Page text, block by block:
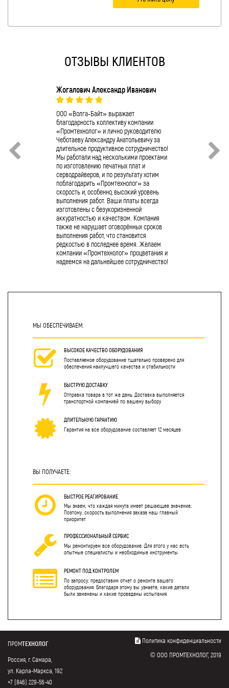
ОТЗЫВЫ КЛИЕНТОВ
Жогалович Александр Иванович
ООО «Волга-Байт» выражает
благодарность коллективу компании
«Промтехнолог» и лично руководителю
Чеботаеву Александру Анатольевичу за
длительное продуктивное сотрудничество!
Мы работали над несколькими проектами
по изготовлению печатных плат и
серводрайверов, и по результату хотим
поблагодарить «Промтехнолог» за
скорость и, особенно, высокий уровень
выполнения работ. Ваши платы всегда
изготовлены с безукоризненной
аккуратностью и качеством. Компания
также не нарушает оговорённых сроков
выполнения работ, что становится
редкостью в последнее время. Желаем
компании «Промтехнолог» процветания и
надеемся на дальнейшее сотрудничество!
4/11/10/400
Полученное
МЫ ОБЕСПЕЧИВАЕМ:
ВЫСОКОЕ КАЧЕСТВО ОБОРУДОВАНИЯ
Поставляемое оборудование тщательно проверено для
обеспечения наилучшего качества и стабильности
БЫСТРУЮ ДОСТАВКУ
Отправка товара в тот же день. Доставка выполняется
транспортной компанией по вашему выбору
ДЛИТЕЛЬНУЮ ГАРАНТИЮ
Гарантия на все оборудование составляет 12 месяцев
ВЫ ПОЛУЧАЕТЕ:
БЫСТРОЕ РЕАГИРОВАНИЕ
Мы знаем, что каждая минута имеет решающее значение.
Поэтому, скорость выполнения заказа наш главный
приоритет
ПРОФЕССИОНАЛЬНЫЙ СЕРВИС
Мы ремонтируем все оборудование. Для этого у нас есть
опытные специалисты и необходимые инструменты
РЕМОНТ ПОД КОНТРОЛЕМ
По запросу, предоставим отчет о ремонте вашего
оборудования. Благодаря этому вы узнаете, какие детали
были заменены и какие проведены испытания
ПРОМТЕХНОЛОГ
Россия, г. Самара,
ул. Карла-Маркса, 192
+7 (846) 229-56-40
Политика конфиденциальности
© ООО ПРОМТЕХНОЛОГ, 2019